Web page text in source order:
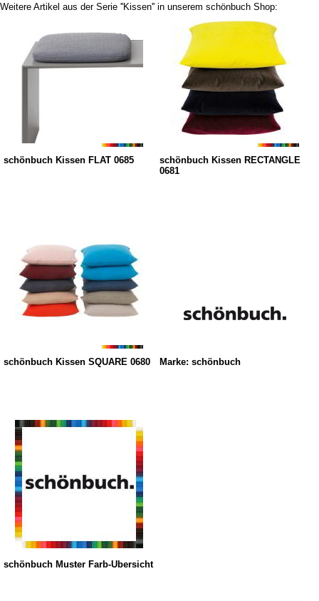
Weitere Artikel aus der Serie ''Kissen'' in unserem schönbuch Shop:
schönbuch Kissen FLAT 0685
schönbuch Kissen RECTANGLE
0681
schönbuch Kissen SQUARE 0680 Marke: schönbuch
schönbuch Muster Farb-Übersicht